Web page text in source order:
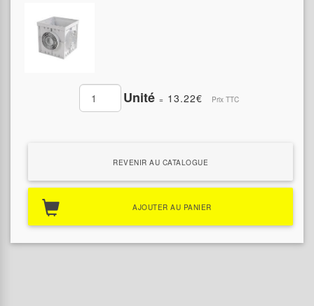
Unité= 13.22€ Prix TTC
REVENIR AU CATALOGUE
AJOUTER AU PANIER